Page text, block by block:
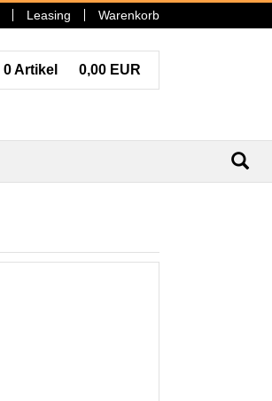
Leasing Warenkorb
0 Artikel 0,00 EUR